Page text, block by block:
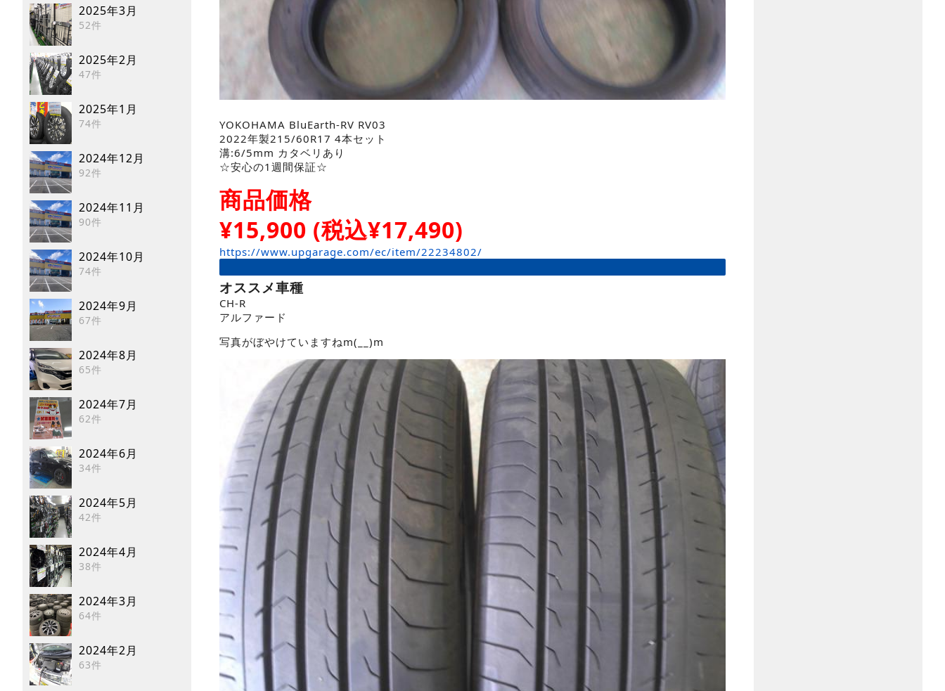
2025年3月
52件
2025年2月
47件
2025年1月
74件
2024年12月
92件
2024年11月
90件
2024年10月
74件
2024年9月
67件
2024年8月
65件
2024年7月
62件
2024年6月
34件
2024年5月
42件
2024年4月
38件
2024年3月
64件
2024年2月
63件
YOKOHAMA BluEarth-RV RV03
2022年製215/60R17 4本セット
溝:6/5mm カタベリあり
☆安心の1週間保証☆
商品価格
¥15,900 (税込¥17,490)
https://www.upgarage.com/ec/item/22234802/
オススメ車種
CH-R
アルファード
写真がぼやけていますねm(__)m